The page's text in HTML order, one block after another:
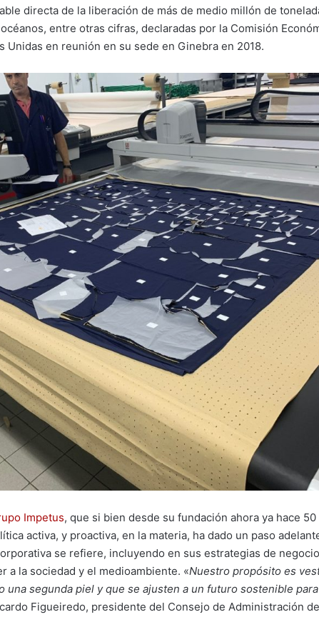
directa de la liberación de más de medio millón de
entre otras cifras, declaradas por la Comisión
Unidas en reunión en su sede en Ginebra en 2018.
Impetus, que si bien desde su fundación ahora ya hace 50
activa, y proactiva, en la materia, ha dado un paso
se refiere, incluyendo en sus estrategias de
a la sociedad y el medioambiente. «Nuestro propósito es
una segunda piel y que se ajusten a un futuro sostenible
Figueiredo, presidente del Consejo de Administración